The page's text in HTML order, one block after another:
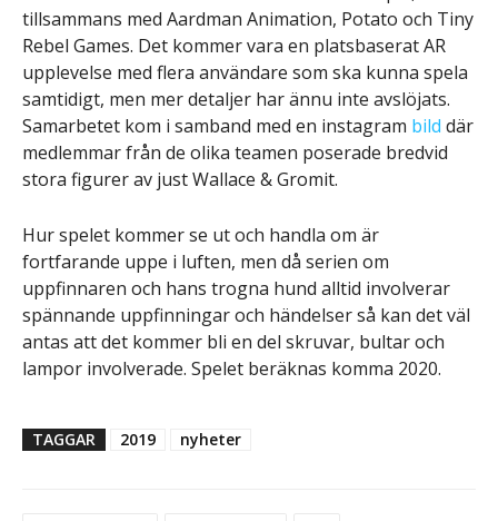
tillsammans med Aardman Animation, Potato och Tiny
Rebel Games. Det kommer vara en platsbaserat AR
upplevelse med flera användare som ska kunna spela
samtidigt, men mer detaljer har ännu inte avslöjats.
Samarbetet kom i samband med en instagram bild där
medlemmar från de olika teamen poserade bredvid
stora figurer av just Wallace & Gromit.
Hur spelet kommer se ut och handla om är
fortfarande uppe i luften, men då serien om
uppfinnaren och hans trogna hund alltid involverar
spännande uppfinningar och händelser så kan det väl
antas att det kommer bli en del skruvar, bultar och
lampor involverade. Spelet beräknas komma 2020.
TAGGAR 2019 nyheter